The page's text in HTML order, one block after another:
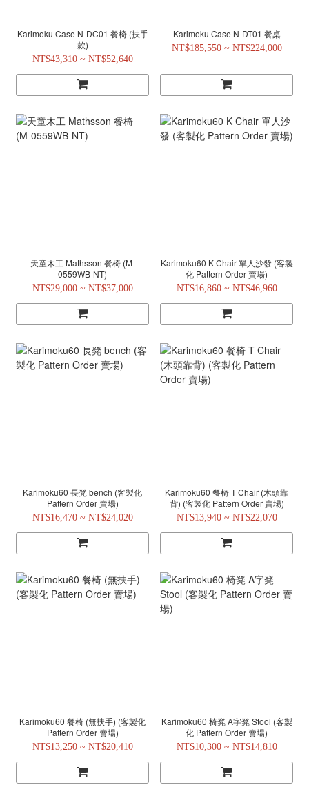
Karimoku Case N-DC01 餐椅 (扶手
款)
NT$43,310 ~ NT$52,640
Karimoku Case N-DT01 餐桌
NT$185,550 ~ NT$224,000
天童木工 Mathsson 餐椅 (M-
0559WB-NT)
NT$29,000 ~ NT$37,000
Karimoku60 K Chair 單人沙發 (客製
化 Pattern Order 賣場)
NT$16,860 ~ NT$46,960
Karimoku60 長凳 bench (客製化
Pattern Order 賣場)
NT$16,470 ~ NT$24,020
Karimoku60 餐椅 T Chair (木頭靠
背) (客製化 Pattern Order 賣場)
NT$13,940 ~ NT$22,070
Karimoku60 餐椅 (無扶手) (客製化
Pattern Order 賣場)
NT$13,250 ~ NT$20,410
Karimoku60 椅凳 A字凳 Stool (客製
化 Pattern Order 賣場)
NT$10,300 ~ NT$14,810